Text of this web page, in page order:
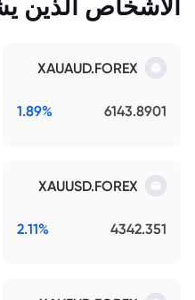
الأشخاص الذين
XAUAUD.FOREX
6143.8901
1.89%
XAUUSD.FOREX
4342.351
2.11%